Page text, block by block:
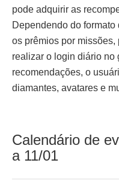
pode adquirir as
Dependendo do
os prêmios por
realizar o login diário no
recomendações, o
diamantes, avatares e
Calendário de
a 11/01